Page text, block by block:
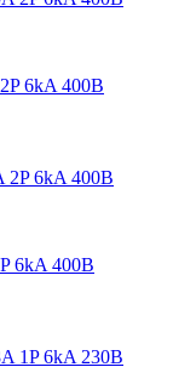
6kA 400В
6kA 400В